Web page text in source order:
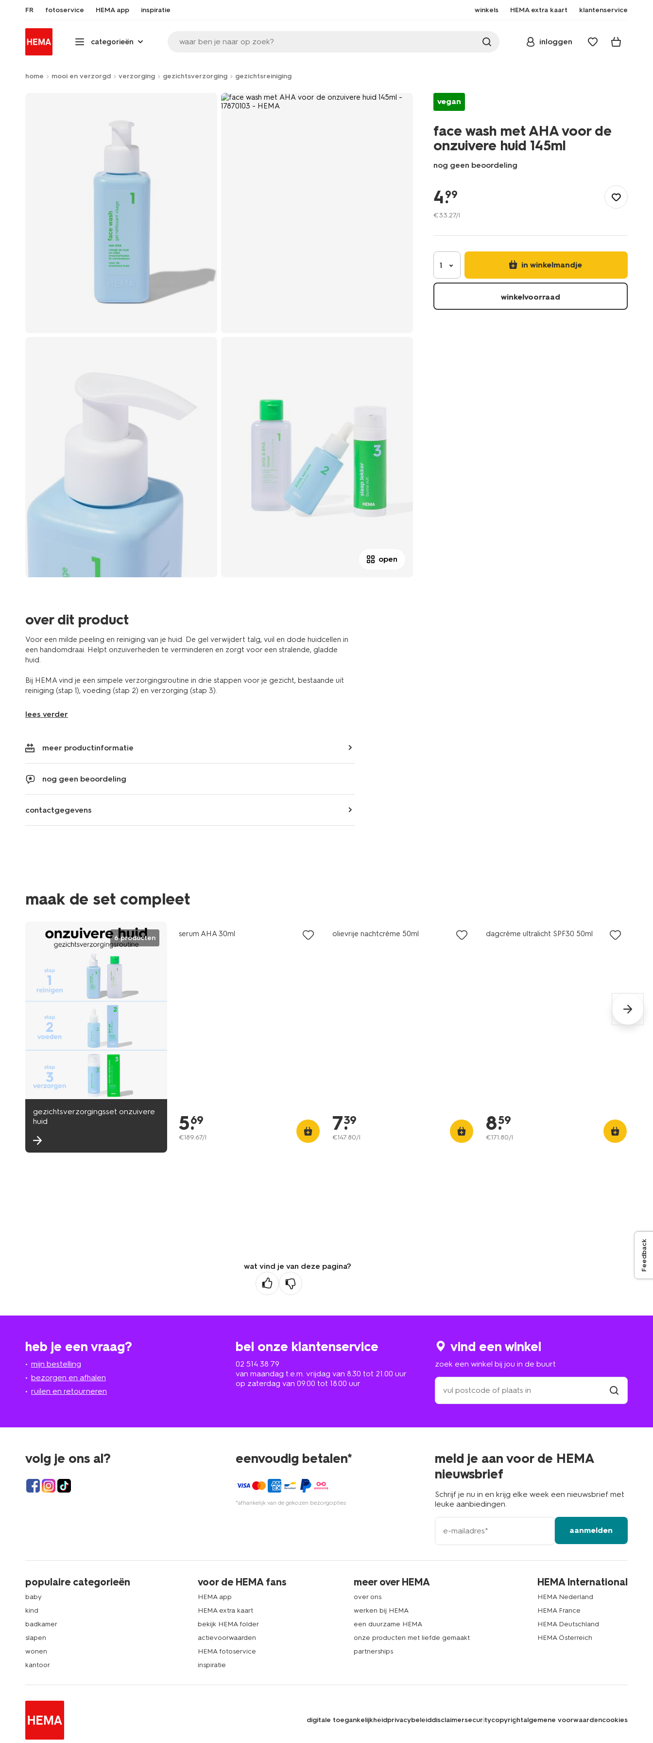
FR fotoservice HEMA app inspiratie winkels HEMA extra kaart klantenservice
categorieën waar ben je naar op zoek? inloggen
home mooi en verzorgd verzorging gezichtsverzorging gezichtsreiniging
open
over dit product
Voor een milde peeling en reiniging van je huid. De gel verwijdert talg, vuil en dode huidcellen in
een handomdraai. Helpt onzuiverheden te verminderen en zorgt voor een stralende, gladde
huid.
Bij HEMA vind je een simpele verzorgingsroutine in drie stappen voor je gezicht, bestaande uit
reiniging (stap 1), voeding (stap 2) en verzorging (stap 3).
lees verder
meer productinformatie
nog geen beoordeling
contactgegevens
vegan
face wash met AHA voor de
onzuivere huid 145ml
nog geen beoordeling
verzorgd/verzorging/gezichtsverzorging/gezichtsreiniging/
met-
de-
huid-
145ml-
4.
99
€33.27/l
1 in winkelmandje
winkelvoorraad
maak de set compleet
6 producten
gezichtsverzorgingsset onzuivere
huid
serum AHA 30ml
5.
69
€189.67/l
olievrije nachtcrème 50ml
7.
39
€147.80/l
dagcrème ultralicht SPF30 50ml
8.
59
€171.80/l
wat vind je van deze pagina?
heb je een vraag?
mijn bestelling
bezorgen en afhalen
ruilen en retourneren
bel onze klantenservice
02 514 38 79
van maandag t.e.m. vrijdag van 8.30 tot 21.00 uur
op zaterdag van 09.00 tot 18.00 uur
vind een winkel
zoek een winkel bij jou in de buurt
zoek
een
winkel
in
volg je ons al? eenvoudig betalen*
*afhankelijk van de gekozen bezorgopties
meld je aan voor de HEMA
nieuwsbrief
Schrijf je nu in en krijg elke week een nieuwsbrief met
leuke aanbiedingen.
e-
mailadres
aanmelden
populaire categorieën
baby
kind
badkamer
slapen
wonen
kantoor
voor de HEMA fans
HEMA app
HEMA extra kaart
bekijk HEMA folder
actievoorwaarden
HEMA fotoservice
inspiratie
meer over HEMA
over ons
werken bij HEMA
een duurzame HEMA
onze producten met liefde gemaakt
partnerships
HEMA International
HEMA Nederland
HEMA France
HEMA Deutschland
HEMA Österreich
digitale toegankelijkheidprivacybeleiddisclaimersecuritycopyrightalgemene voorwaardencookies
Feedback